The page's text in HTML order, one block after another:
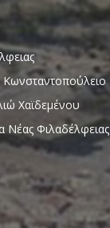
Χαϊδεμένου
Νέας Φιλαδέλφειας